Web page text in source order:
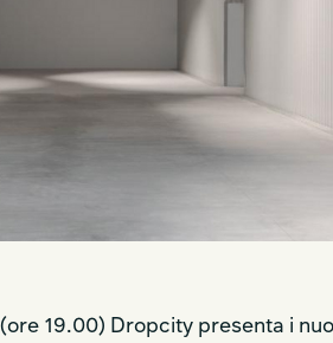
19.00) Dropcity presenta i